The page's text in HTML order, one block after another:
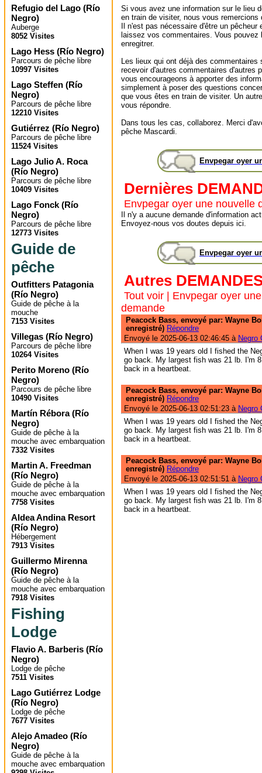
Refugio del Lago (Río
Negro)
Auberge
8052 Visites
Lago Hess (Río Negro)
Parcours de pêche libre
10997 Visites
Lago Steffen (Río
Negro)
Parcours de pêche libre
12210 Visites
Gutiérrez (Río Negro)
Parcours de pêche libre
11524 Visites
Lago Julio A. Roca
(Río Negro)
Parcours de pêche libre
10409 Visites
Lago Fonck (Río
Negro)
Parcours de pêche libre
12773 Visites
Guide de
pêche
Outfitters Patagonia
(Río Negro)
Guide de pêche à la
mouche
7153 Visites
Villegas (Río Negro)
Parcours de pêche libre
10264 Visites
Perito Moreno (Río
Negro)
Parcours de pêche libre
10490 Visites
Martín Rébora(Río
Negro)
Guide de pêche à la
mouche avec embarquation
7332 Visites
Martin A. Freedman
(Río Negro)
Guide de pêche à la
mouche avec embarquation
7758 Visites
Aldea Andina Resort
(Río Negro)
Hébergement
7913 Visites
Guillermo Mirenna
(Río Negro)
Guide de pêche à la
mouche avec embarquation
7918 Visites
Fishing
Lodge
Flavio A. Barberis (Río
Negro)
Lodge de pêche
7511 Visites
Lago Gutiérrez Lodge
(Río Negro)
Lodge de pêche
7677 Visites
Alejo Amadeo (Río
Negro)
Guide de pêche à la
mouche avec embarquation
Si vous avez une information sur le lieu
en train de visiter, nous vous remercions
Il n'est pas nécessaire d'être un
laissez vos commentaires. Vous pouvez
enregitrer.
Les lieux qui ont déjà des commentaires
recevoir d'autres commentaires d'autres
vous encourageons à apporter des
simplement à poser des questions
que vous êtes en train de visiter. Un
vous répondre.
Dans tous les cas, collaborez. Merci
pêche Mascardi.
Envpegar oyer
Dernières
Envpegar oyer une nouvelle
Il n'y a aucune demande d'information
Envoyez-nous vos doutes depuis ici.
Envpegar oyer
Autres
Tout voir
Envpegar oyer
demande
Peacock Bass, envoyé par: Wayne
enregistré) Répondre
Envoyé le 2025-06-13 02:46:45 à Negro
When I was 19 years old I fished the
go back. My largest fish was 21 lb. I'm
back in a heartbeat.
Peacock Bass, envoyé par: Wayne
enregistré) Répondre
Envoyé le 2025-06-13 02:51:23 à Negro
When I was 19 years old I fished the
go back. My largest fish was 21 lb. I'm
back in a heartbeat.
Peacock Bass, envoyé par: Wayne
enregistré) Répondre
Envoyé le 2025-06-13 02:51:51 à Negro
When I was 19 years old I fished the
go back. My largest fish was 21 lb. I'm
back in a heartbeat.